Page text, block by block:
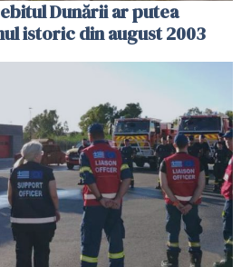
Dunării ar putea
istoric din august 2003